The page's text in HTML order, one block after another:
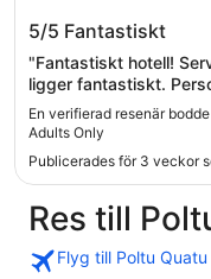
Grand Hotel
Only
5/5 Fantastiskt
"Fantastiskt hotell!
ligger fantastiskt.
möjligt. Frukosten är
bor här och vill gärna
En verifierad resenär
Adults Only
Publicerades för 3 veckor
Res till
Flyg till Poltu Quatu